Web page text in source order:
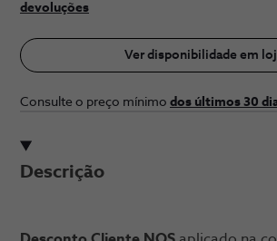
Descrição
devoluções
Ver disponibilidade em
Consulte o preço ​mínimo dos últimos 30